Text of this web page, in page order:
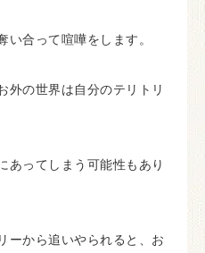
合って喧嘩をします。
外の世界は自分のテリトリ
あってしまう可能性もあり
ーから追いやられると、お